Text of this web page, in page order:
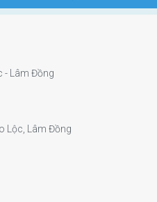
- Lâm Đồng
Lộc, Lâm Đồng